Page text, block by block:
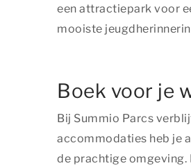
een attractiepark voor
mooiste
Boek voor je
Bij Summio Parcs
accommodaties heb je
de prachtige omgeving.